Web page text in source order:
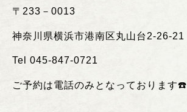
〒 233 － 0013
神奈川県横浜市港南区丸山台 2-26-21
Tel 045-847-0721
ご予約は電話のみとなっております☎️